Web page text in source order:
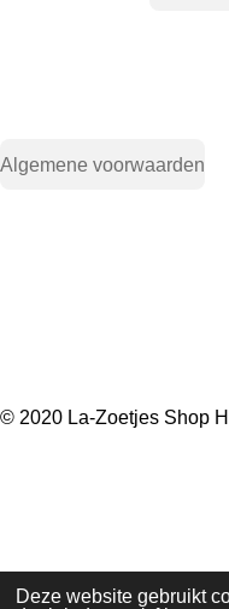
Deze website gebruikt
Algemene voorwaarden
© 2020 La-Zoetjes Shop